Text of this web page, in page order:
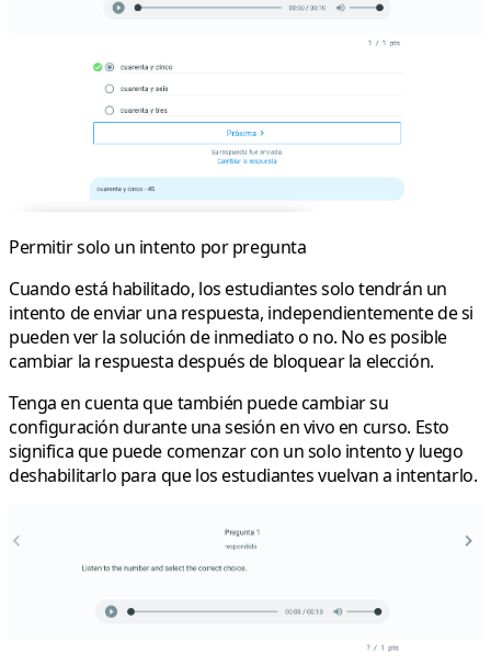
Permitir solo un intento por pregunta
Cuando está habilitado, los estudiantes solo tendrán un
intento de enviar una respuesta, independientemente de si
pueden ver la solución de inmediato o no. No es posible
cambiar la respuesta después de bloquear la elección.
Tenga en cuenta que también puede cambiar su
configuración durante una sesión en vivo en curso. Esto
significa que puede comenzar con un solo intento y luego
deshabilitarlo para que los estudiantes vuelvan a intentarlo.